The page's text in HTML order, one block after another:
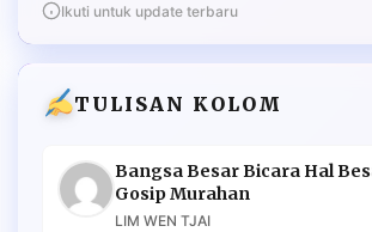
Ikuti untuk update terbaru
TULISAN KOLOM
Bangsa Besar Bicara Hal
Gosip Murahan
LIM WEN TJAI